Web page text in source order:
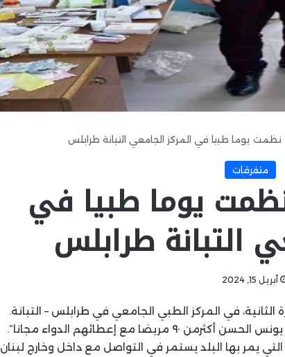
نظمت يوما طبيا في المركز الجامعي التبانة طرابلس
متفرقات
يوما طبيا في
التبانة طرابلس
أبريل 15, 2024
في المركز الطبي الجامعي في طرابلس – التبانة.
مع إعطائهم الدواء مجانا”.
يمر بها البلد يستمر في التواصل مع داخل وخارج لبنان